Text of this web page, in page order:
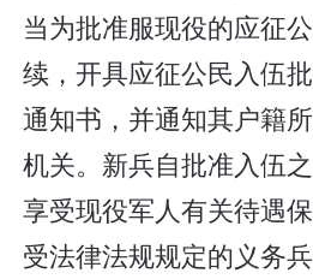
当为批准服现役的应征
续，开具应征公民入伍
通知书，并通知其户籍
机关。新兵自批准入伍
享受现役军人有关待遇
受法律法规规定的义务